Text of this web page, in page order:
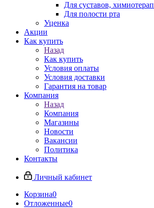
Для суставов,
Для полости рта
Уценка
Акции
Как купить
Назад
Как купить
Условия оплаты
Условия доставки
Гарантия на товар
Компания
Назад
Компания
Магазины
Новости
Вакансии
Политика
Контакты
Личный кабинет
Корзина0
Отложенные0